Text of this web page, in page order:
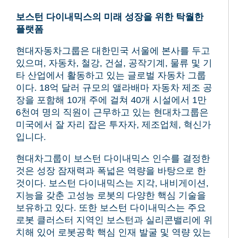
보스턴 다이내믹스의 미래 성장을 위한 탁월한
플랫폼
현대자동차그룹은 대한민국 서울에 본사를 두고
있으며, 자동차, 철강, 건설, 공작기계, 물류 및 기
타 산업에서 활동하고 있는 글로벌 자동차 그룹
이다. 18억 달러 규모의 앨라배마 자동차 제조 공
장을 포함해 10개 주에 걸쳐 40개 시설에서 1만
6천여 명의 직원이 근무하고 있는 현대차그룹은
미국에서 잘 자리 잡은 투자자, 제조업체, 혁신가
입니다.
현대차그룹이 보스턴 다이내믹스 인수를 결정한
것은 성장 잠재력과 폭넓은 역량을 바탕으로 한
것이다. 보스턴 다이내믹스는 지각, 내비게이션,
지능을 갖춘 고성능 로봇의 다양한 핵심 기술을
보유하고 있다. 또한 보스턴 다이내믹스는 주요
로봇 클러스터 지역인 보스턴과 실리콘밸리에 위
치해 있어 로봇공학 핵심 인재 발굴 및 역량 있는